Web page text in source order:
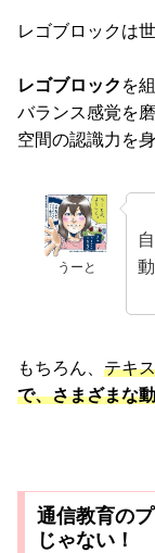
レゴブロックは
レゴブロック を
バランス感覚を
空間の認識力を
うーと
もちろん、 テキ
で、さまざまな
通信教育の
じゃない！